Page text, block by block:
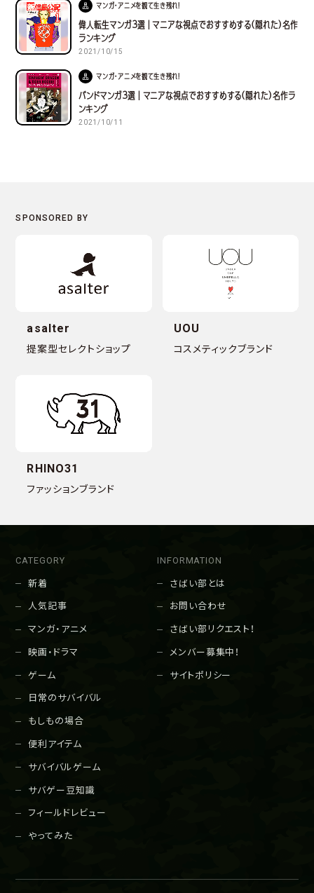
マンガ・アニメを観て生き残れ！
偉人転生マンガ３選｜マニアな視点でおすすめする(隠れた)名作
ランキング
2021/10/15
マンガ・アニメを観て生き残れ！
バンドマンガ３選｜マニアな視点でおすすめする(隠れた)名作ラ
ンキング
2021/10/11
asalter
提案型セレクトショップ
UOU
コスメティックブランド
RHINO31
ファッションブランド
CATEGORY
新着
人気記事
マンガ・アニメ
映画・ドラマ
ゲーム
日常のサバイバル
もしもの場合
便利アイテム
サバイバルゲーム
サバゲー豆知識
フィールドレビュー
やってみた
INFORMATION
さばい部とは
お問い合わせ
さばい部リクエスト！
メンバー募集中！
サイトポリシー